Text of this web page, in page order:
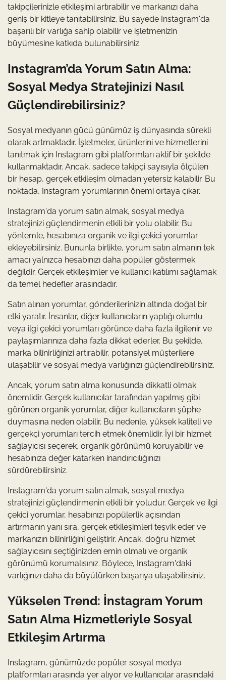
takipçilerinizle etkileşimi artırabilir ve markanızı daha
geniş bir kitleye tanıtabilirsiniz. Bu sayede Instagram'da
başarılı bir varlığa sahip olabilir ve işletmenizin
büyümesine katkıda bulunabilirsiniz.
Instagram’da Yorum Satın Alma:
Sosyal Medya Stratejinizi Nasıl
Güçlendirebilirsiniz?
Sosyal medyanın gücü günümüz iş dünyasında sürekli
olarak artmaktadır. İşletmeler, ürünlerini ve hizmetlerini
tanıtmak için Instagram gibi platformları aktif bir şekilde
kullanmaktadır. Ancak, sadece takipçi sayısıyla ölçülen
bir hesap, gerçek etkileşim olmadan yetersiz kalabilir. Bu
noktada, Instagram yorumlarının önemi ortaya çıkar.
Instagram'da yorum satın almak, sosyal medya
stratejinizi güçlendirmenin etkili bir yolu olabilir. Bu
yöntemle, hesabınıza organik ve ilgi çekici yorumlar
ekleyebilirsiniz. Bununla birlikte, yorum satın almanın tek
amacı yalnızca hesabınızı daha popüler göstermek
değildir. Gerçek etkileşimler ve kullanıcı katılımı sağlamak
da temel hedefler arasındadır.
Satın alınan yorumlar, gönderilerinizin altında doğal bir
etki yaratır. İnsanlar, diğer kullanıcıların yaptığı olumlu
veya ilgi çekici yorumları görünce daha fazla ilgilenir ve
paylaşımlarınıza daha fazla dikkat ederler. Bu şekilde,
marka bilinirliğinizi artırabilir, potansiyel müşterilere
ulaşabilir ve sosyal medya varlığınızı güçlendirebilirsiniz.
Ancak, yorum satın alma konusunda dikkatli olmak
önemlidir. Gerçek kullanıcılar tarafından yapılmış gibi
görünen organik yorumlar, diğer kullanıcıların şüphe
duymasına neden olabilir. Bu nedenle, yüksek kaliteli ve
gerçekçi yorumları tercih etmek önemlidir. İyi bir hizmet
sağlayıcısı seçerek, organik görünümü koruyabilir ve
hesabınıza değer katarken inandırıcılığınızı
sürdürebilirsiniz.
Instagram'da yorum satın almak, sosyal medya
stratejinizi güçlendirmenin etkili bir yoludur. Gerçek ve ilgi
çekici yorumlar, hesabınızı popülerlik açısından
artırmanın yanı sıra, gerçek etkileşimleri teşvik eder ve
markanızın bilinirliğini geliştirir. Ancak, doğru hizmet
sağlayıcısını seçtiğinizden emin olmalı ve organik
görünümü korumalısınız. Böylece, Instagram'daki
varlığınızı daha da büyütürken başarıya ulaşabilirsiniz.
Yükselen Trend: İnstagram Yorum
Satın Alma Hizmetleriyle Sosyal
Etkileşim Artırma
Instagram, günümüzde popüler sosyal medya
platformları arasında yer alıyor ve kullanıcılar arasındaki